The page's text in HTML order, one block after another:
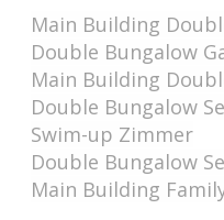
Main Building
Double Bungalow
Main Building
Double Bungalow
Swim-up Zimmer
Double Bungalow
Main Building